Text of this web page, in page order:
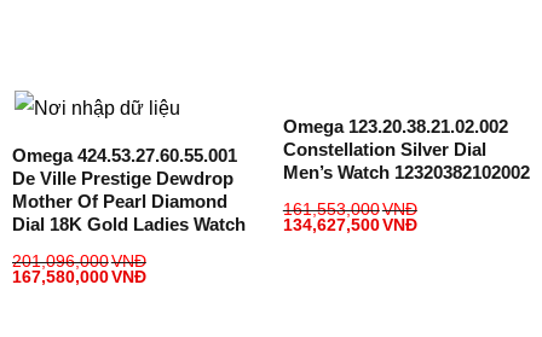
Omega 424.53.27.60.55.001
De Ville Prestige Dewdrop
Mother Of Pearl Diamond
Dial 18K Gold Ladies Watch
201,096,000VNĐ
167,580,000VNĐ
Omega 123.20.38.21.02.002
Constellation Silver Dial
Men’s Watch 12320382102002
161,553,000VNĐ
134,627,500VNĐ